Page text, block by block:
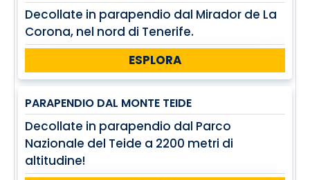
Decollate in parapendio dal Mirador de La
Corona, nel nord di Tenerife.
ESPLORA
PARAPENDIO DAL MONTE TEIDE
Decollate in parapendio dal Parco
Nazionale del Teide a 2200 metri di
altitudine!